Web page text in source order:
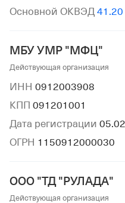
Основной ОКВЭД 41.20
МБУ УМР "МФЦ"
Действующая организация
ИНН 0912003908
КПП 091201001
Дата регистрации
ОГРН 1150912000030
ООО "ТД "РУЛАДА"
Действующая организация